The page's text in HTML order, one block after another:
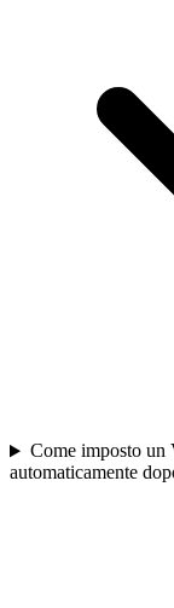
Come imposto un
automaticamente